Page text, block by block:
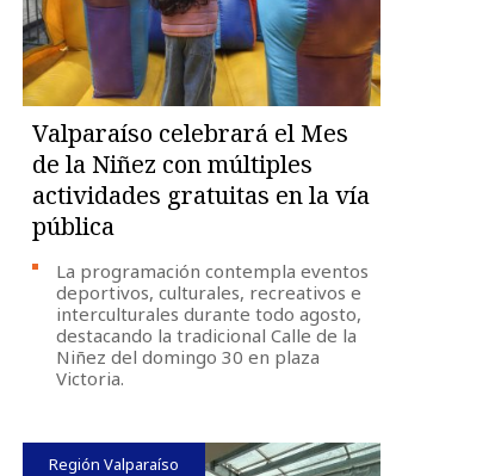
Valparaíso celebrará el Mes
de la Niñez con múltiples
actividades gratuitas en la vía
pública
La programación contempla eventos
deportivos, culturales, recreativos e
interculturales durante todo agosto,
destacando la tradicional Calle de la
Niñez del domingo 30 en plaza
Victoria.
Región Valparaíso